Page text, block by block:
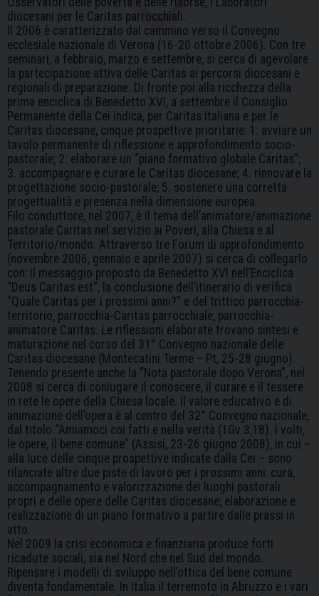
diocesani per le Caritas parrocchiali.
Il 2006 è caratterizzato dal cammino verso il Convegno
ecclesiale nazionale di Verona (16-20 ottobre 2006). Con tre
seminari, a febbraio, marzo e settembre, si cerca di agevolare
la partecipazione attiva delle Caritas ai percorsi diocesani e
regionali di preparazione. Di fronte poi alla ricchezza della
prima enciclica di Benedetto XVI, a settembre il Consiglio
Permanente della Cei indica, per Caritas Italiana e per le
Caritas diocesane, cinque prospettive prioritarie: 1. avviare un
tavolo permanente di riflessione e approfondimento socio-
pastorale; 2. elaborare un “piano formativo globale Caritas”;
3. accompagnare e curare le Caritas diocesane; 4. rinnovare la
progettazione socio-pastorale; 5. sostenere una corretta
progettualità e presenza nella dimensione europea.
Filo conduttore, nel 2007, è il tema dell’animatore/animazione
pastorale Caritas nel servizio ai Poveri, alla Chiesa e al
Territorio/mondo. Attraverso tre Forum di approfondimento
(novembre 2006, gennaio e aprile 2007) si cerca di collegarlo
con: il messaggio proposto da Benedetto XVI nell’Enciclica
“Deus Caritas est”, la conclusione dell’itinerario di verifica
“Quale Caritas per i prossimi anni?” e del trittico parrocchia-
territorio, parrocchia-Caritas parrocchiale, parrocchia-
animatore Caritas. Le riflessioni elaborate trovano sintesi e
maturazione nel corso del 31° Convegno nazionale delle
Caritas diocesane (Montecatini Terme – Pt, 25-28 giugno).
Tenendo presente anche la “Nota pastorale dopo Verona”, nel
2008 si cerca di coniugare il conoscere, il curare e il tessere
in rete le opere della Chiesa locale. Il valore educativo e di
animazione dell’opera è al centro del 32° Convegno nazionale,
dal titolo “Amiamoci coi fatti e nella verità (1Gv 3,18). I volti,
le opere, il bene comune” (Assisi, 23-26 giugno 2008), in cui –
alla luce delle cinque prospettive indicate dalla Cei – sono
rilanciate altre due piste di lavoro per i prossimi anni: cura,
accompagnamento e valorizzazione dei luoghi pastorali
propri e delle opere delle Caritas diocesane; elaborazione e
realizzazione di un piano formativo a partire dalle prassi in
atto.
Nel 2009 la crisi economica e finanziaria produce forti
ricadute sociali, sia nel Nord che nel Sud del mondo.
Ripensare i modelli di sviluppo nell’ottica del bene comune
diventa fondamentale. In Italia il terremoto in Abruzzo e i vari